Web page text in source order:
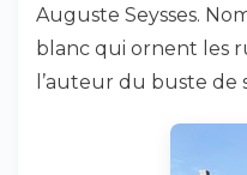
Auguste Seysses.
blanc qui ornent les
l’auteur du buste de